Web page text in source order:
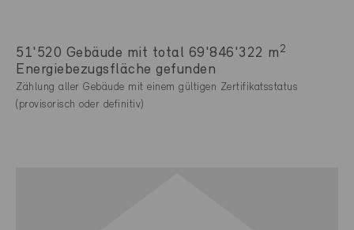
51'520 Gebäude mit total 69'846'322 m 2
Energiebezugsfläche gefunden
Zählung aller Gebäude mit einem gültigen Zertifikatsstatus
(provisorisch oder definitiv)